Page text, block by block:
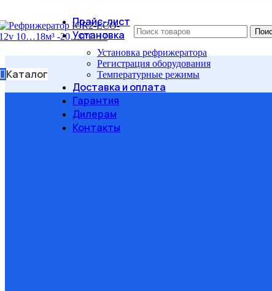
Каталог
Прайс-лист
Установка
Установка рефрижератора
Регистрация оборудования
Температурные режимы
Доставка и оплата
Гарантия
Дилерам
Контакты